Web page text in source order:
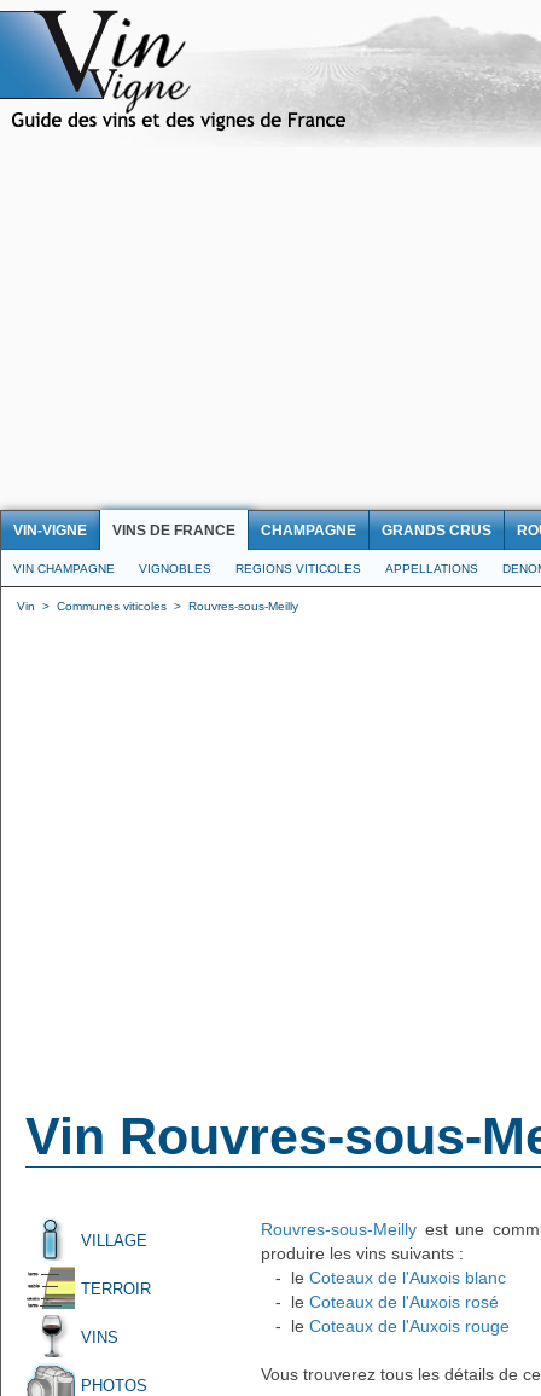
VIN-VIGNE VINS DE FRANCE CHAMPAGNE GRANDS CRUS
VIN CHAMPAGNE VIGNOBLES REGIONS VITICOLES APPELLATIONS
Vin > Communes viticoles > Rouvres-sous-Meilly
Vin Rouvres-sous-
VILLAGE
TERROIR
VINS
PHOTOS
Rouvres-sous-Meilly est une
produire les vins suivants :
- le Coteaux de l'Auxois blanc
- le Coteaux de l'Auxois rosé
- le Coteaux de l'Auxois rouge
Vous trouverez tous les détails de